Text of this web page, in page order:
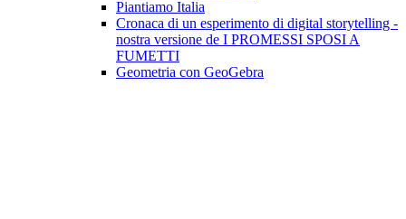
Piantiamo Italia
Cronaca di un esperimento di digital storytelling -
nostra versione de I PROMESSI SPOSI A
FUMETTI
Geometria con GeoGebra